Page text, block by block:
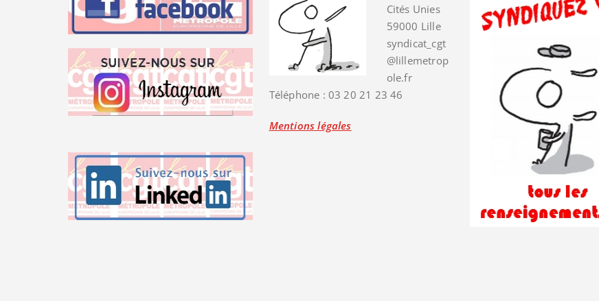
Cités Unies
59000 Lille
syndicat_cgt
@lillemetrop
ole.fr
Téléphone : 03 20 21 23 46
Mentions légales